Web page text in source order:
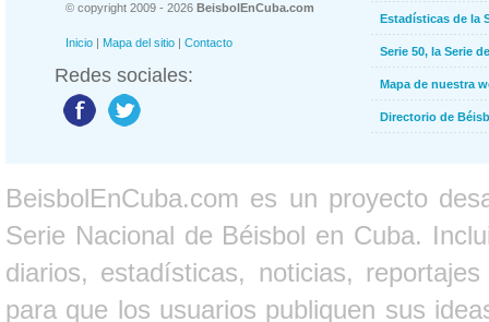
© copyright 2009 - 2026 BeisbolEnCuba.com
Inicio | Mapa del sitio | Contacto
Redes sociales:
Estadísticas de la
Serie 50, la Serie
Mapa de nuestra
Directorio de
BeisbolEnCuba.com es un proyecto
Serie Nacional de Béisbol en Cuba.
diarios, estadísticas, noticias,
para que los usuarios publiquen sus